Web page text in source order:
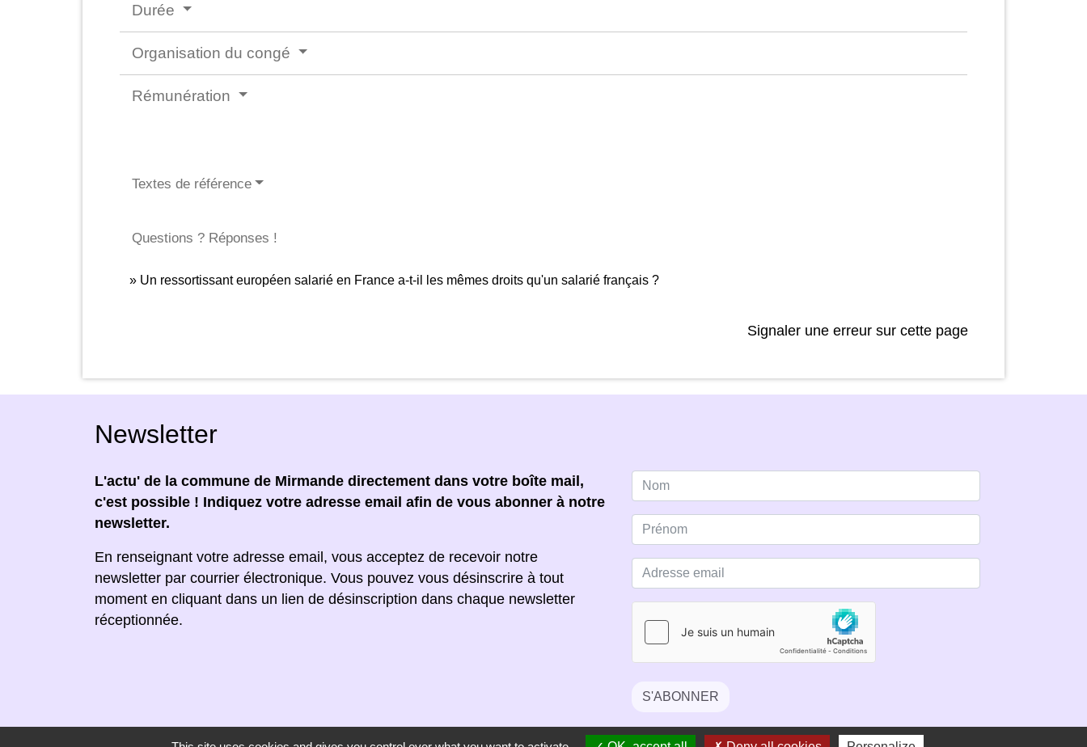
Durée
Organisation du congé
Rémunération
Textes de référence
Questions ? Réponses !
Un ressortissant européen salarié en France a-t-il les mêmes droits qu'un salarié français ?
Signaler une erreur sur cette page
Newsletter
L'actu' de la commune de Mirmande directement dans votre boîte mail,
c'est possible ! Indiquez votre adresse email afin de vous abonner à notre
newsletter.
En renseignant votre adresse email, vous acceptez de recevoir notre
newsletter par courrier électronique. Vous pouvez vous désinscrire à tout
moment en cliquant dans un lien de désinscription dans chaque newsletter
réceptionnée.
S'ABONNER